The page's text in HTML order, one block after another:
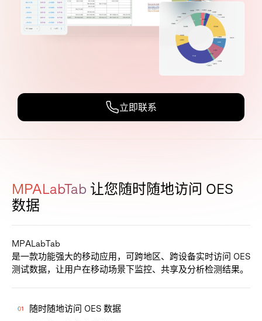
立即联系
MPALabTab 让您随时随地访问 OES
数据
MPAL abTab
是一款功能强大的移动应用 ， 可跨地区、 跨设备实时访问 OES
测试数据， 让用户在移动场景下监控、 共享及分析检测结果。
随时随地访问 OES 数据